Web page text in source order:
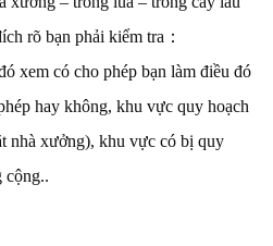
rõ bạn phải kiểm tra：
xem có cho phép bạn làm điều đó
hay không, khu vực quy hoạch
nhà xưởng), khu vực có bị quy
cộng..